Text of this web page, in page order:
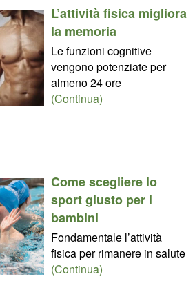
L’attività fisica migliora
la memoria
Le funzioni cognitive
vengono potenziate per
almeno 24 ore
(Continua)
Come scegliere lo
sport giusto per i
bambini
Fondamentale l’attività
fisica per rimanere in salute
(Continua)